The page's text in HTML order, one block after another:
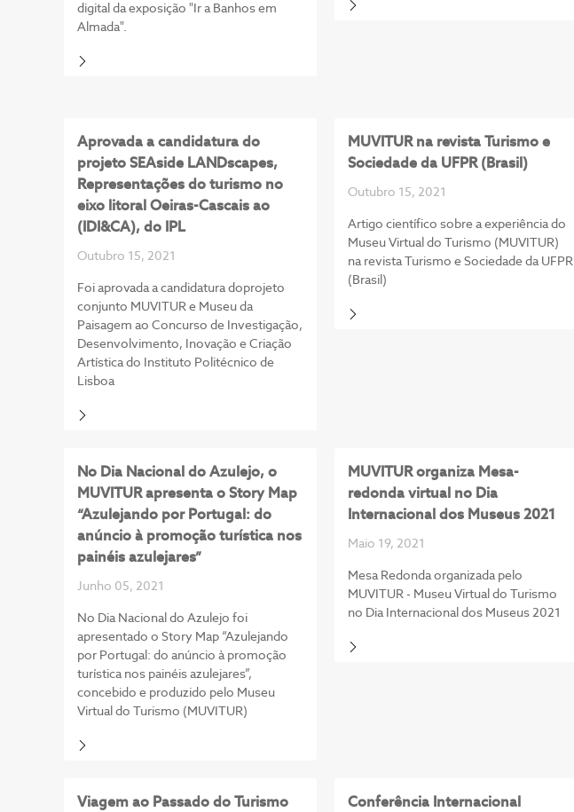
digital da exposição "Ir a Banhos em
Almada".
Aprovada a candidatura do
projeto SEAside LANDscapes,
Representações do turismo no
eixo litoral Oeiras-Cascais ao
(IDI&CA), do IPL
Outubro 15, 2021
Foi aprovada a candidatura doprojeto
conjunto MUVITUR e Museu da
Paisagem ao Concurso de Investigação,
Desenvolvimento, Inovação e Criação
Artística do Instituto Politécnico de
Lisboa
MUVITUR na revista Turismo e
Sociedade da UFPR (Brasil)
Outubro 15, 2021
Artigo científico sobre a experiência do
Museu Virtual do Turismo (MUVITUR)
na revista Turismo e Sociedade da UFPR
(Brasil)
No Dia Nacional do Azulejo, o
MUVITUR apresenta o Story Map
“Azulejando por Portugal: do
anúncio à promoção turística nos
painéis azulejares”
Junho 05, 2021
No Dia Nacional do Azulejo foi
apresentado o Story Map “Azulejando
por Portugal: do anúncio à promoção
turística nos painéis azulejares”,
concebido e produzido pelo Museu
Virtual do Turismo (MUVITUR)
MUVITUR organiza Mesa-
redonda virtual no Dia
Internacional dos Museus 2021
Maio 19, 2021
Mesa Redonda organizada pelo
MUVITUR - Museu Virtual do Turismo
no Dia Internacional dos Museus 2021
Viagem ao Passado do Turismo
Conferência Internacional